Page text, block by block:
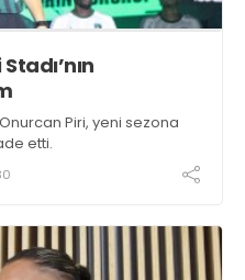
Piri, yeni sezona
etti.